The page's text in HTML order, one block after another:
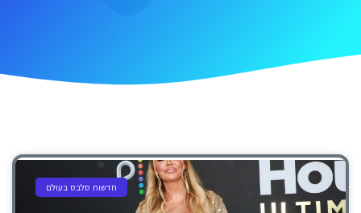
חדשות סלבס בעולם